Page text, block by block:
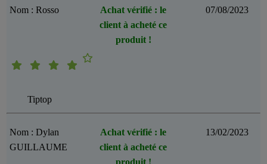
Nom : Rosso
Achat vérifié : le
client à acheté ce
produit !
07/08/2023
Tiptop
Nom : Dylan
GUILLAUME
Achat vérifié : le
client à acheté ce
produit !
13/02/2023